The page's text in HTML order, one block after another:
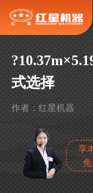
式选择
作者：红星机器
享